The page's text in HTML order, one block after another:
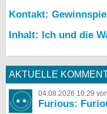
Kontakt:
Inhalt: Ich und die
AKTUELLE
04.08.2026 10:29
Furious: